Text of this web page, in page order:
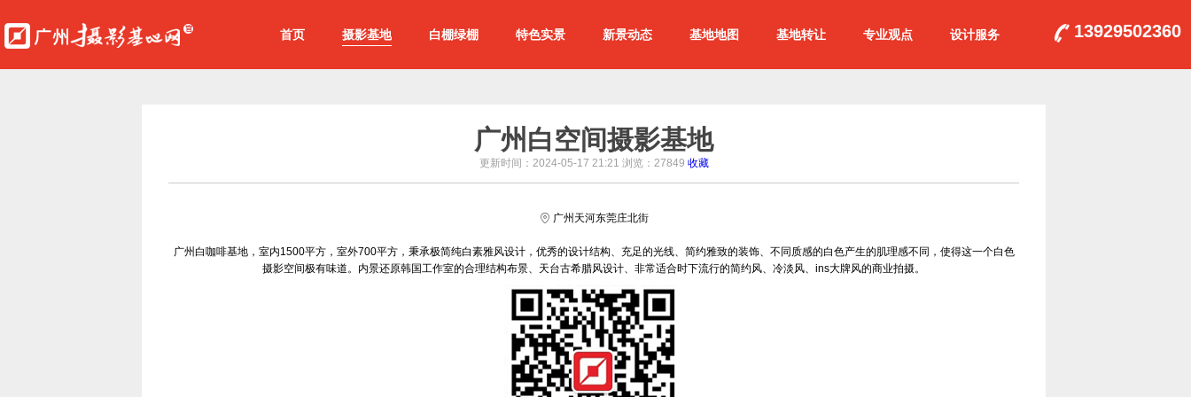
首页 摄影基地 白棚绿棚 特色实景 新景动态 基地地图 基地转让 专业观点 设计服务 13929502360
广州白空间摄影基地
更新时间：2024-05-17 21:21 浏览： 27849 收藏
广州天河东莞庄北街
广州白咖啡基地，室内1500平方，室外700平方，秉承极简纯白素雅风设计，优秀的设计结构、充足的光线、简约雅致的装饰、不同质感的白色产生的肌理感不同，使得这一个白色
摄影空间极有味道。内景还原韩国工作室的合理结构布景、天台古希腊风设计、非常适合时下流行的简约风、冷淡风、ins大牌风的商业拍摄。